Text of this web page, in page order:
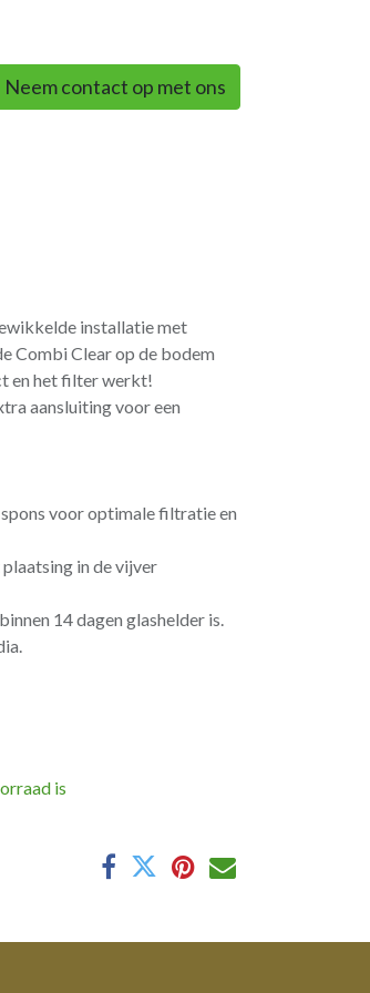
Neem contact op met ons
installatie met
Combi Clear op de bodem
en het filter werkt!
aansluiting voor een
voor optimale filtratie en
in de vijver
14 dagen glashelder is.
is